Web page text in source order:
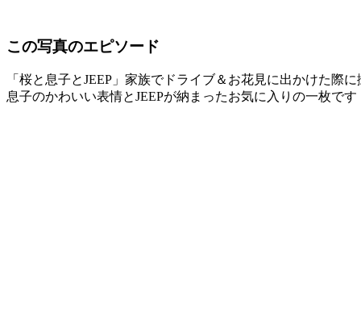
この写真のエピソード
「桜と息子とJEEP」家族でドライブ＆お花見に出かけた際
息子のかわいい表情とJEEPが納まったお気に入りの一枚です